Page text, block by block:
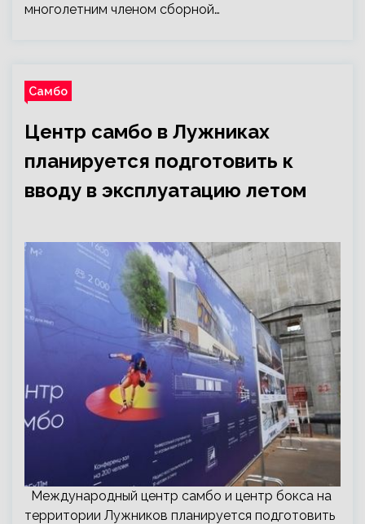
многолетним членом сборной…
Самбо
Центр самбо в Лужниках
планируется подготовить к
вводу в эксплуатацию летом
Международный центр самбо и центр бокса на
территории Лужников планируется подготовить